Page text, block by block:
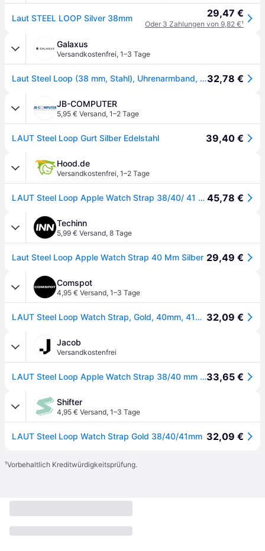
Laut STEEL LOOP Silver 38mm 29,47 €
Oder 3 Zahlungen von 9,82 €¹
Galaxus
Versandkostenfrei, 1–3 Tage
Laut Steel Loop (38 mm, Stahl), Uhrenarmband, Gold32,78 €
JB-COMPUTER
5,95 € Versand, 1–2 Tage
LAUT Steel Loop Gurt Silber Edelstahl 39,40 €
Hood.de
Versandkostenfrei, 1–2 Tage
LAUT Steel Loop Apple Watch Strap 38/40/ 41 mm - silber 45,78 €
Techinn
5,99 € Versand, 8 Tage
Laut Steel Loop Apple Watch Strap 40 Mm Silber 29,49 €
Comspot
4,95 € Versand, 1–3 Tage
LAUT Steel Loop Watch Strap, Gold, 40mm, 41mm, 38mm, 42mm (Series 10/11) 32,09 €
Jacob
Versandkostenfrei
LAUT Steel Loop Apple Watch Strap 38/40 mm silber (408003)33,65 €
Shifter
4,95 € Versand, 1–3 Tage
LAUT Steel Loop Watch Strap Gold 38/40/41mm 32,09 €
¹Vorbehaltlich Kreditwürdigkeitsprüfung.